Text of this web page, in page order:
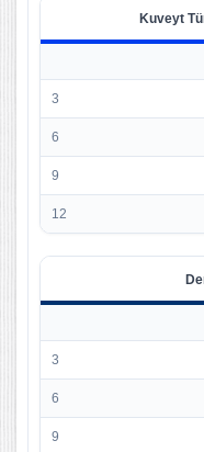
Kuveyt
3
6
9
12
3
6
9